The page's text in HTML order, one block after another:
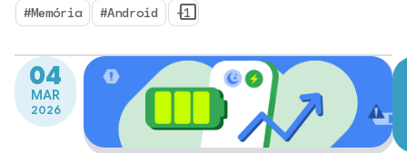
memória serve como a base silenciosa em que
essas métricas visíveis são criadas. Não é
segredo que estamos passando por uma
mudança em que a memória do dispositivo é mais
importante do que nunca.
#Memória #Android +1
04
MAR
2026